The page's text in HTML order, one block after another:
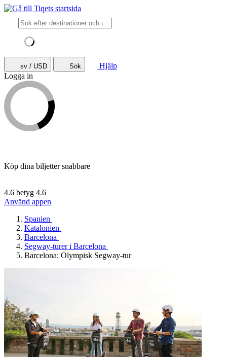
sv / USD Sök
Hjälp
Logga in
Köp dina biljetter snabbare
4.6 betyg 4.6
Använd appen
Spanien
Katalonien
Barcelona
Segway-turer i Barcelona
Barcelona: Olympisk Segway-tur